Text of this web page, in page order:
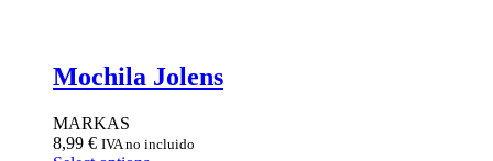
Mochila Jolens
MARKAS
8,99 € IVA no incluido